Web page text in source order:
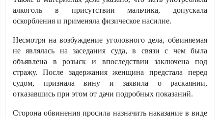
алкоголь в присутствии мальчика, допускала
оскорбления и применяла физическое насилие.
Несмотря на возбуждение уголовного дела, обвиняемая
не являлась на заседания суда, в связи с чем была
объявлена в розыск и впоследствии заключена под
стражу. После задержания женщина предстала перед
судом, признала вину и заявила о раскаянии,
отказавшись при этом от дачи подробных показаний.
Сторона обвинения просила назначить наказание в виде